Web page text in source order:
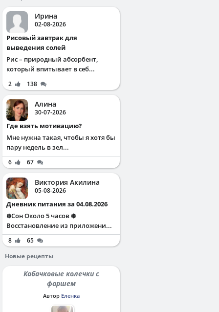
Ирина
02-08-2026
Рисовый завтрак для
выведения солей
Рис – природный абсорбент,
который впитывает в себ...
2 138
Алина
30-07-2026
Где взять мотивацию?
Мне нужна такая, чтобы я хотя бы
пару недель в зел...
6 67
Виктория Акилина
05-08-2026
Дневник питания за 04.08.2026
❄️Сон Около 5 часов ❄️
Восстановление из приложени...
8
65
Новые рецепты
Кабачковые колечки с
фаршем
Автор Еленка